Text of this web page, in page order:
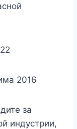
за
индустрии,